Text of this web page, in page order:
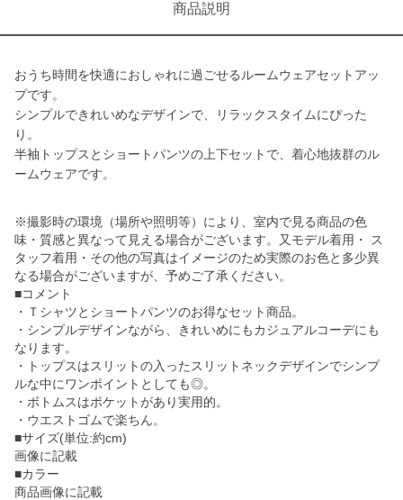
商品説明
おうち時間を快適におしゃれに過ごせるルームウェアセットアッ
プです。
シンプルできれいめなデザインで、リラックスタイムにぴった
り。
半袖トップスとショートパンツの上下セットで、着心地抜群のル
ームウェアです。
※撮影時の環境（場所や照明等）により、室内で見る商品の色
味・質感と異なって見える場合がございます。又モデル着用・ ス
タッフ着用・その他の写真はイメージのため実際のお色と多少異
なる場合がございますが、予めご了承ください。
■コメント
・Ｔシャツとショートパンツのお得なセット商品。
・シンプルデザインながら、きれいめにもカジュアルコーデにも
なります。
・トップスはスリットの入ったスリットネックデザインでシンプ
ルな中にワンポイントとしても◎。
・ボトムスはポケットがあり実用的。
・ウエストゴムで楽ちん。
■サイズ(単位:約cm)
画像に記載
■カラー
商品画像に記載